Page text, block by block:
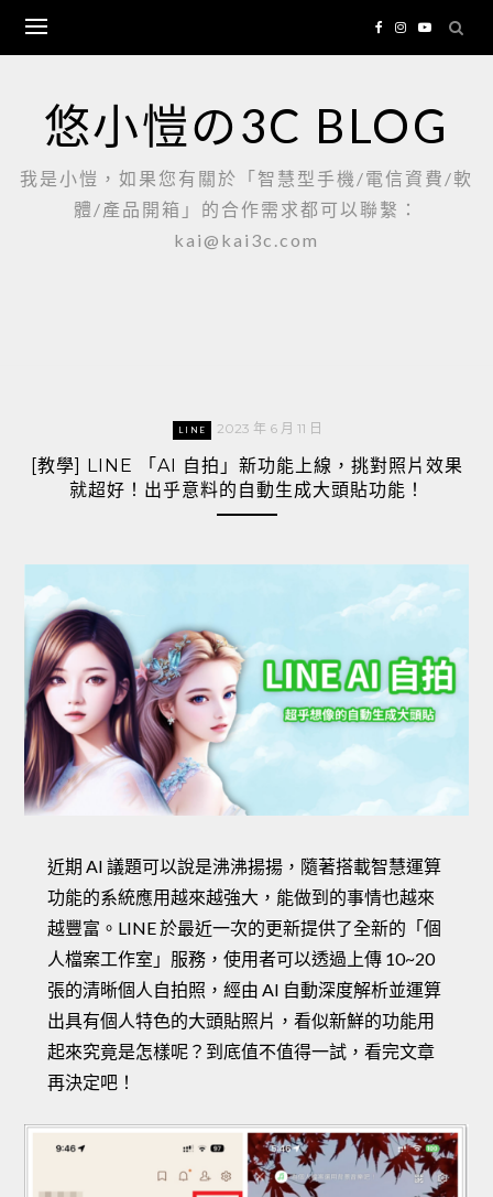
content
悠小愷の3C BLOG
我是小愷，如果您有關於「智慧型手機/電信資費/軟
體/產品開箱」的合作需求都可以聯繫：
kai@kai3c.com
LINE 2023 年 6 月 11 日
[教學] LINE 「AI 自拍」新功能上線，挑對照片效果
就超好！出乎意料的自動生成大頭貼功能！
近期 AI 議題可以說是沸沸揚揚，隨著搭載智慧運算
功能的系統應用越來越強大，能做到的事情也越來
越豐富。LINE 於最近一次的更新提供了全新的「個
人檔案工作室」服務，使用者可以透過上傳 10~20
張的清晰個人自拍照，經由 AI 自動深度解析並運算
出具有個人特色的大頭貼照片，看似新鮮的功能用
起來究竟是怎樣呢？到底值不值得一試，看完文章
再決定吧！